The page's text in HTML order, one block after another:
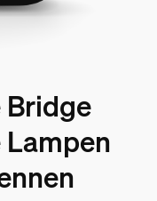
Bridge
Lampen